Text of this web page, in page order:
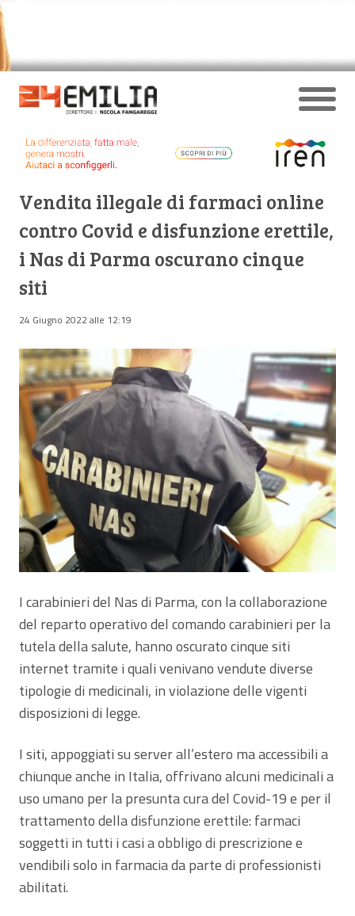
Vendita illegale di farmaci online
contro Covid e disfunzione erettile,
i Nas di Parma oscurano cinque
siti
24 Giugno 2022 alle 12:19
I carabinieri del Nas di Parma, con la collaborazione
del reparto operativo del comando carabinieri per la
tutela della salute, hanno oscurato cinque siti
internet tramite i quali venivano vendute diverse
tipologie di medicinali, in violazione delle vigenti
disposizioni di legge.
I siti, appoggiati su server all’estero ma accessibili a
chiunque anche in Italia, offrivano alcuni medicinali a
uso umano per la presunta cura del Covid-19 e per il
trattamento della disfunzione erettile: farmaci
soggetti in tutti i casi a obbligo di prescrizione e
vendibili solo in farmacia da parte di professionisti
abilitati.